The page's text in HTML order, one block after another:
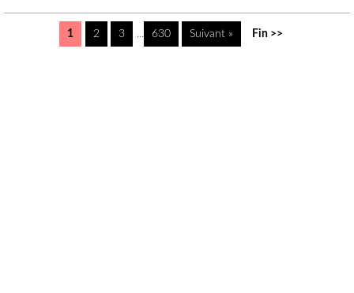
1 2 3 ... 630 Suivant » Fin >>